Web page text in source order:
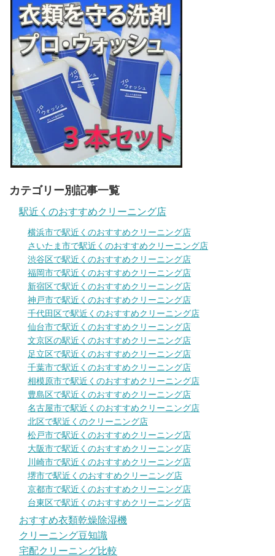
カテゴリー別記事一覧
駅近くのおすすめクリーニング店
横浜市で駅近くのおすすめクリーニング店
さいたま市で駅近くのおすすめクリーニング店
渋谷区で駅近くのおすすめクリーニング店
福岡市で駅近くのおすすめクリーニング店
新宿区で駅近くのおすすめクリーニング店
神戸市で駅近くのおすすめクリーニング店
千代田区で駅近くのおすすめクリーニング店
仙台市で駅近くのおすすめクリーニング店
文京区の駅近くのおすすめクリーニング店
足立区で駅近くのおすすめクリーニング店
千葉市で駅近くのおすすめクリーニング店
相模原市で駅近くのおすすめクリーニング店
豊島区で駅近くのおすすめクリーニング店
名古屋市で駅近くのおすすめクリーニング店
北区で駅近くのクリーニング店
松戸市で駅近くのおすすめクリーニング店
大阪市で駅近くのおすすめクリーニング店
川崎市で駅近くのおすすめクリーニング店
堺市で駅近くのおすすめクリーニング店
京都市で駅近くのおすすめクリーニング店
台東区で駅近くのおすすめクリーニング店
おすすめ衣類乾燥除湿機
クリーニング豆知識
宅配クリーニング比較